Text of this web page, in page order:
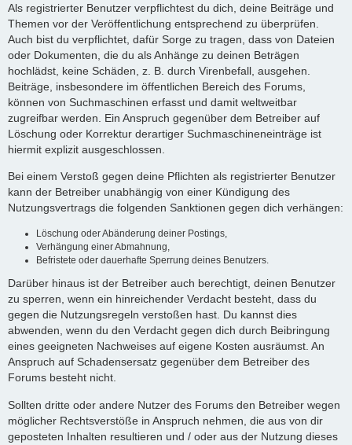
Als registrierter Benutzer verpflichtest du dich, deine Beiträge und
Themen vor der Veröffentlichung entsprechend zu überprüfen.
Auch bist du verpflichtet, dafür Sorge zu tragen, dass von Dateien
oder Dokumenten, die du als Anhänge zu deinen Beträgen
hochlädst, keine Schäden, z. B. durch Virenbefall, ausgehen.
Beiträge, insbesondere im öffentlichen Bereich des Forums,
können von Suchmaschinen erfasst und damit weltweitbar
zugreifbar werden. Ein Anspruch gegenüber dem Betreiber auf
Löschung oder Korrektur derartiger Suchmaschineneinträge ist
hiermit explizit ausgeschlossen.
Bei einem Verstoß gegen deine Pflichten als registrierter Benutzer
kann der Betreiber unabhängig von einer Kündigung des
Nutzungsvertrags die folgenden Sanktionen gegen dich verhängen:
Löschung oder Abänderung deiner Postings,
Verhängung einer Abmahnung,
Befristete oder dauerhafte Sperrung deines Benutzers.
Darüber hinaus ist der Betreiber auch berechtigt, deinen Benutzer
zu sperren, wenn ein hinreichender Verdacht besteht, dass du
gegen die Nutzungsregeln verstoßen hast. Du kannst dies
abwenden, wenn du den Verdacht gegen dich durch Beibringung
eines geeigneten Nachweises auf eigene Kosten ausräumst. An
Anspruch auf Schadensersatz gegenüber dem Betreiber des
Forums besteht nicht.
Sollten dritte oder andere Nutzer des Forums den Betreiber wegen
möglicher Rechtsverstöße in Anspruch nehmen, die aus von dir
geposteten Inhalten resultieren und / oder aus der Nutzung dieses